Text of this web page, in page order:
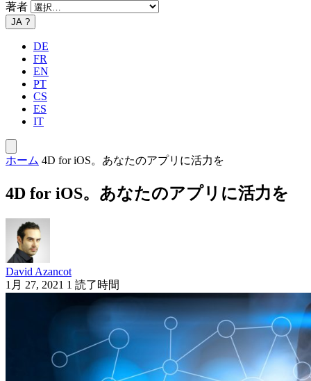
著者
JA ?
DE
FR
EN
PT
CS
ES
IT
ホーム 4D for iOS。あなたのアプリに活力を
4D for iOS。あなたのアプリに活力を
David Azancot
1月 27, 2021 1 読了時間